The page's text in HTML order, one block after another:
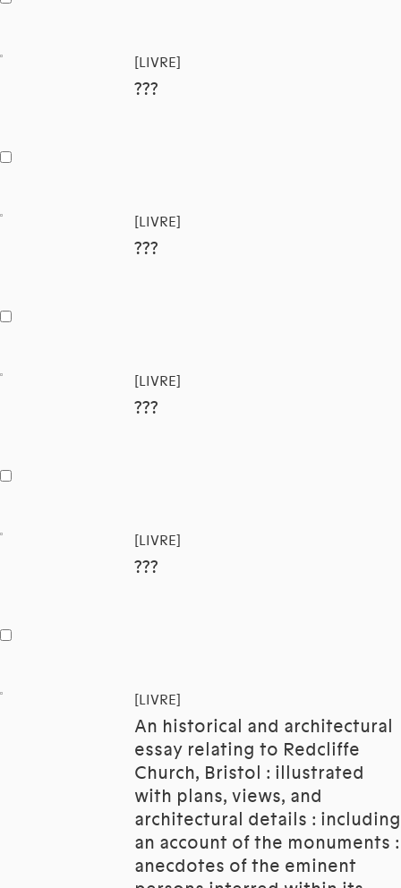
[LIVRE]
???
[LIVRE]
???
[LIVRE]
???
[LIVRE]
???
[LIVRE]
An historical and architectural
essay relating to Redcliffe
Church, Bristol : illustrated
with plans, views, and
architectural details : including
an account of the monuments :
anecdotes of the eminent